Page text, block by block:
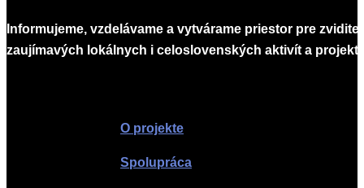
Informujeme, vzdelávame a vytvárame priestor pre
zaujímavých lokálnych i celoslovenských aktivít a
O projekte
Spolupráca